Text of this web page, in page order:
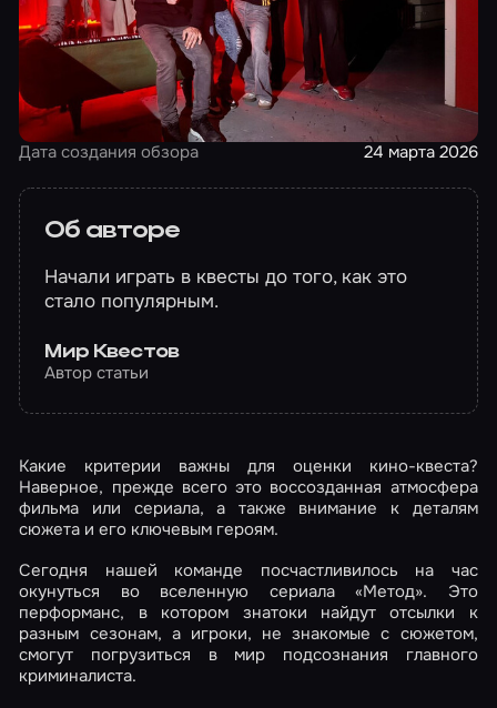
Дата создания обзора 24 марта 2026
Об авторе
Начали играть в квесты до того, как это
стало популярным.
Мир Квестов
Автор статьи
Какие критерии важны для оценки кино-квеста?
Наверное, прежде всего это воссозданная атмосфера
фильма или сериала, а также внимание к деталям
сюжета и его ключевым героям.
Сегодня нашей команде посчастливилось на час
окунуться во вселенную сериала «Метод». Это
перформанс, в котором знатоки найдут отсылки к
разным сезонам, а игроки, не знакомые с сюжетом,
смогут погрузиться в мир подсознания главного
криминалиста.